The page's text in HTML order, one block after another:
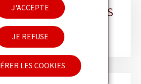
J'ACCEPTE
JE REFUSE
LES COOKIES
FINANCES ET DES
HUMAINES